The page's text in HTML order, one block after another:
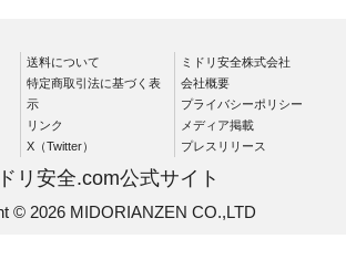
送料について
特定商取引法に基づく表
示
リンク
X（Twitter）
ミドリ安全株式会社
会社概要
プライバシーポリシー
メディア掲載
プレスリリース
リ安全.com公式サイト
© 2026 MIDORIANZEN CO.,LTD